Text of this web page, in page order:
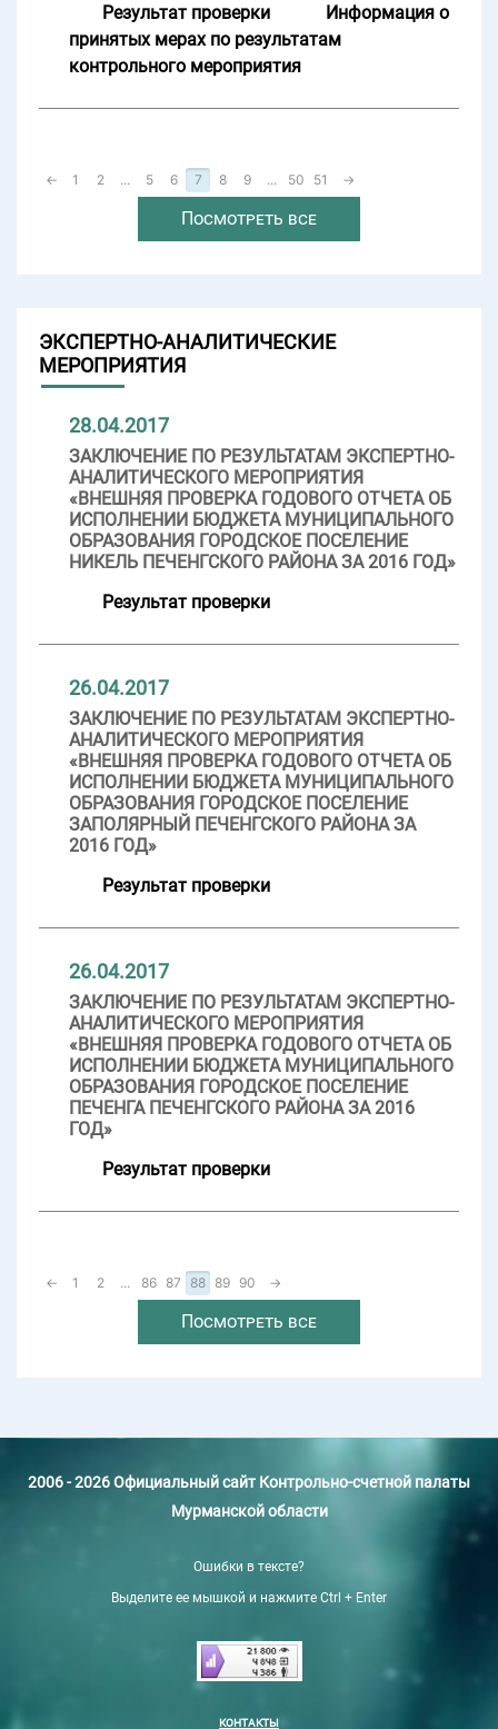
Результат проверки
Информация о
принятых мерах по результатам
контрольного мероприятия
← 1 2 ... 5 6 7 8 9 ... 50 51 →
Посмотреть все
ЭКСПЕРТНО-АНАЛИТИЧЕСКИЕ
МЕРОПРИЯТИЯ
28.04.2017
ЗАКЛЮЧЕНИЕ ПО РЕЗУЛЬТАТАМ ЭКСПЕРТНО-
АНАЛИТИЧЕСКОГО МЕРОПРИЯТИЯ
«ВНЕШНЯЯ ПРОВЕРКА ГОДОВОГО ОТЧЕТА ОБ
ИСПОЛНЕНИИ БЮДЖЕТА МУНИЦИПАЛЬНОГО
ОБРАЗОВАНИЯ ГОРОДСКОЕ ПОСЕЛЕНИЕ
НИКЕЛЬ ПЕЧЕНГСКОГО РАЙОНА ЗА 2016 ГОД»
Результат проверки
26.04.2017
ЗАКЛЮЧЕНИЕ ПО РЕЗУЛЬТАТАМ ЭКСПЕРТНО-
АНАЛИТИЧЕСКОГО МЕРОПРИЯТИЯ
«ВНЕШНЯЯ ПРОВЕРКА ГОДОВОГО ОТЧЕТА ОБ
ИСПОЛНЕНИИ БЮДЖЕТА МУНИЦИПАЛЬНОГО
ОБРАЗОВАНИЯ ГОРОДСКОЕ ПОСЕЛЕНИЕ
ЗАПОЛЯРНЫЙ ПЕЧЕНГСКОГО РАЙОНА ЗА
2016 ГОД»
Результат проверки
26.04.2017
ЗАКЛЮЧЕНИЕ ПО РЕЗУЛЬТАТАМ ЭКСПЕРТНО-
АНАЛИТИЧЕСКОГО МЕРОПРИЯТИЯ
«ВНЕШНЯЯ ПРОВЕРКА ГОДОВОГО ОТЧЕТА ОБ
ИСПОЛНЕНИИ БЮДЖЕТА МУНИЦИПАЛЬНОГО
ОБРАЗОВАНИЯ ГОРОДСКОЕ ПОСЕЛЕНИЕ
ПЕЧЕНГА ПЕЧЕНГСКОГО РАЙОНА ЗА 2016
ГОД»
Результат проверки
← 1 2 ... 86 87 88 89 90 →
Посмотреть все
2006 - 2026 Официальный сайт Контрольно-счетной палаты
Мурманской области
Ошибки в тексте?
Выделите ее мышкой и нажмите Ctrl + Enter
КОНТАКТЫ